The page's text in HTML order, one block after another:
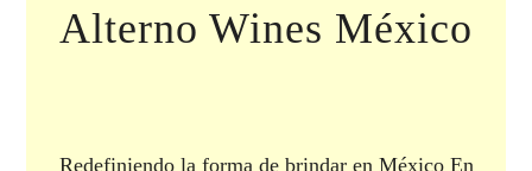
Alterno Wines México
Redefiniendo la forma de brindar en México En